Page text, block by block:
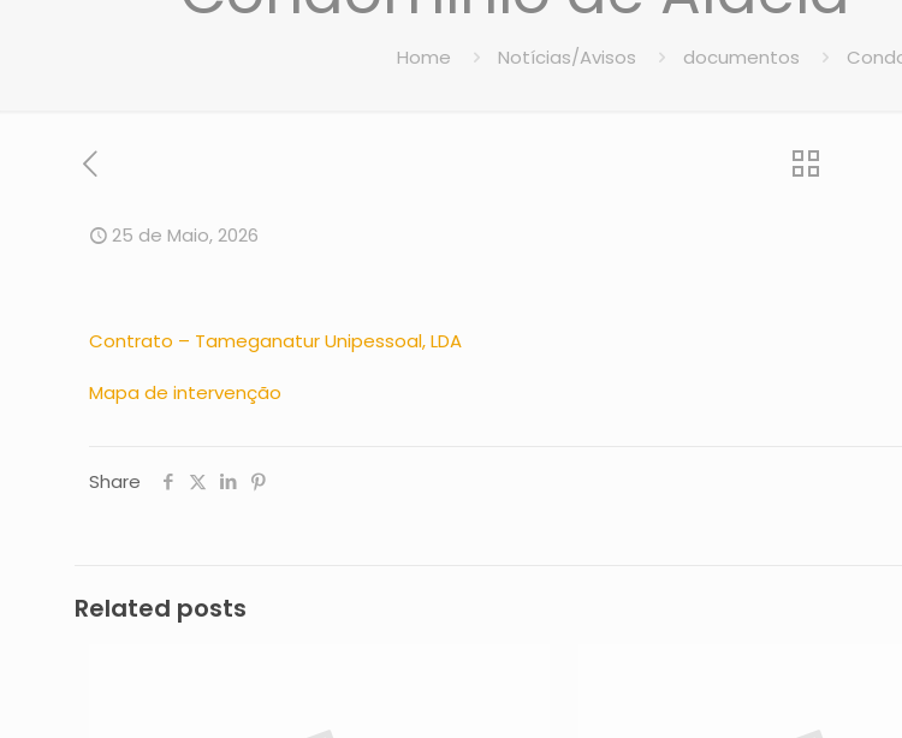
Home Notícias/Avisos documentos
25 de Maio, 2026
Contrato – Tameganatur Unipessoal, LDA
Mapa de intervenção
Share
Related posts